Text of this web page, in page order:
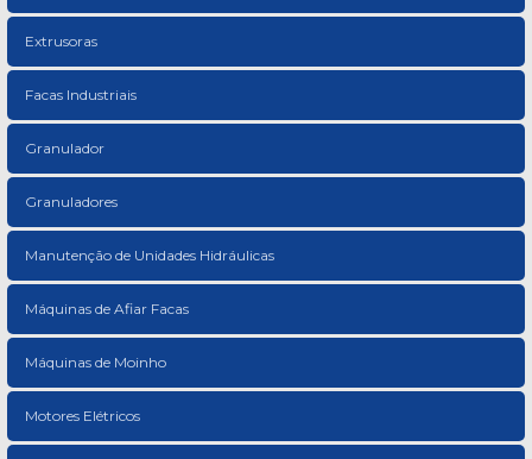
Extrusoras
Facas Industriais
Granulador
Granuladores
Manutenção de Unidades Hidráulicas
Máquinas de Afiar Facas
Máquinas de Moinho
Motores Elétricos